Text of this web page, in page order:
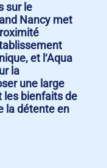
sur le
Nancy met
et l‘Aqua
la
une large
les bienfaits de
la détente en